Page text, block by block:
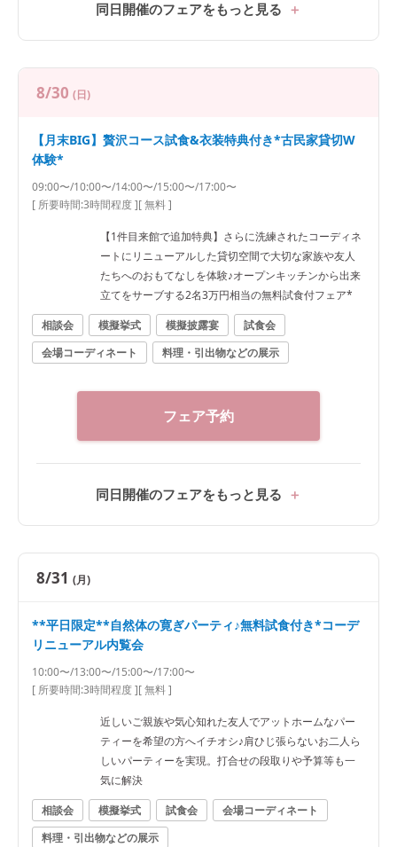
同日開催のフェアをもっと見る
8/30 (日)
【月末BIG】贅沢コース試食&衣装特典付き*古民家貸切W
体験*
09:00〜/10:00〜/14:00〜/15:00〜/17:00〜
[ 所要時間:3時間程度][ 無料 ]
【1件目来館で追加特典】さらに洗練されたコーディネ
ートにリニューアルした貸切空間で大切な家族や友人
たちへのおもてなしを体験♪オープンキッチンから出来
立てをサーブする2名3万円相当の無料試食付フェア*
相談会
模擬挙式 模擬披露宴
試食会
会場コーディネート
料理・引出物などの展示
フェア予約
同日開催のフェアをもっと見る
8/31 (月)
**平日限定**自然体の寛ぎパーティ♪無料試食付き*コーデ
リニューアル内覧会
10:00〜/13:00〜/15:00〜/17:00〜
[ 所要時間:3時間程度][ 無料 ]
近しいご親族や気心知れた友人でアットホームなパー
ティーを希望の方へイチオシ♪肩ひじ張らないお二人ら
しいパーティーを実現。打合せの段取りや予算等も一
気に解決
相談会
模擬挙式 試食会
会場コーディネート
料理・引出物などの展示